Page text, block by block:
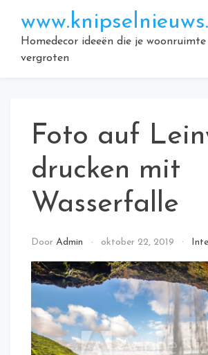
naar
inhoudHomedecor ideeën die je woonruimte
vergroten
Foto auf
drucken mit
Wasserfalle
Door Admin oktober 22, 2019